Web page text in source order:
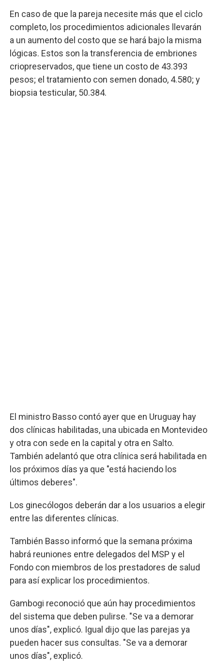
En caso de que la pareja necesite más que el ciclo
completo, los procedimientos adicionales llevarán
a un aumento del costo que se hará bajo la misma
lógicas. Estos son la transferencia de embriones
criopreservados, que tiene un costo de 43.393
pesos; el tratamiento con semen donado, 4.580; y
biopsia testicular, 50.384.
El ministro Basso contó ayer que en Uruguay hay
dos clínicas habilitadas, una ubicada en Montevideo
y otra con sede en la capital y otra en Salto.
También adelantó que otra clínica será habilitada en
los próximos días ya que "está haciendo los
últimos deberes".
Los ginecólogos deberán dar a los usuarios a elegir
entre las diferentes clínicas.
También Basso informó que la semana próxima
habrá reuniones entre delegados del MSP y el
Fondo con miembros de los prestadores de salud
para así explicar los procedimientos.
Gambogi reconoció que aún hay procedimientos
del sistema que deben pulirse. "Se va a demorar
unos días", explicó. Igual dijo que las parejas ya
pueden hacer sus consultas. "Se va a demorar
unos días", explicó.